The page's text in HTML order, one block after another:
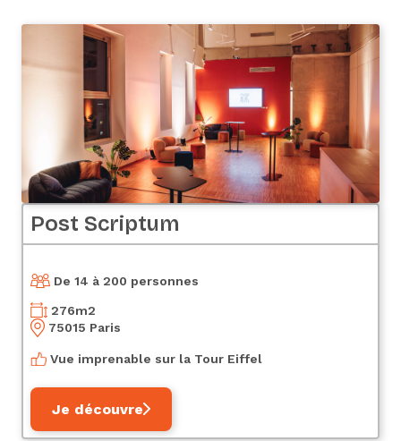
Post Scriptum
De 14 à 200 personnes
276m2
75015 Paris
Vue imprenable sur la Tour Eiffel
Je découvre